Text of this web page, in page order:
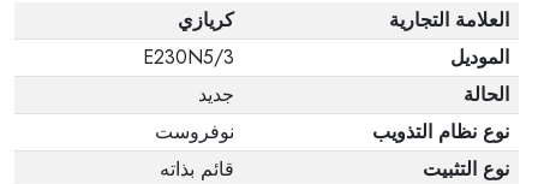
العلامة التجارية
كريازي
الموديل
E230N5/3
الحالة
جديد
نوع نظام التذويب
نوفروست
نوع التثبيت
قائم بذاته